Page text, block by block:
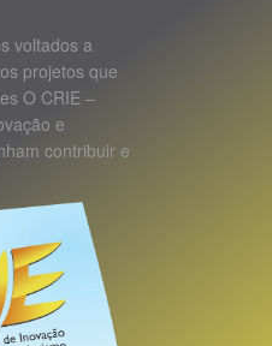
voltados a
projetos que
O CRIE –
e
contribuir e